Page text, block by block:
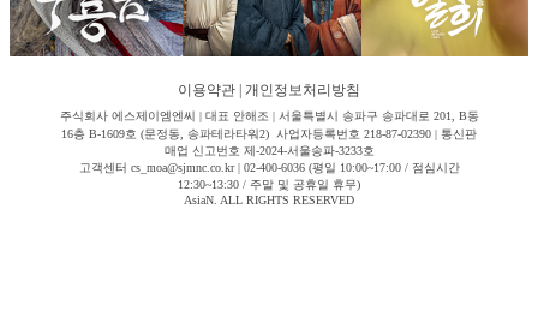
이용약관 개인정보처리방침
주식회사 에스제이엠엔씨 | 대표 안해조 | 서울특별시 송파구 송파대로 201, B동
16층 B-1609호 (문정동, 송파테라타워2) 사업자등록번호 218-87-02390 | 통신판
매업 신고번호 제-2024-서울송파-3233호
고객센터 cs_moa@sjmnc.co.kr | 02-400-6036 (평일 10:00~17:00 / 점심시간
12:30~13:30 / 주말 및 공휴일 휴무)
AsiaN. ALL RIGHTS RESERVED